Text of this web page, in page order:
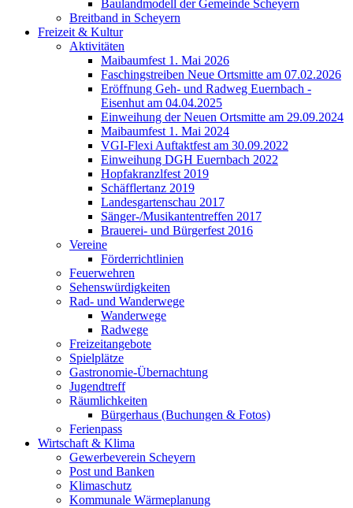
Baulandmodell der Gemeinde Scheyern
Breitband in Scheyern
Freizeit & Kultur
Aktivitäten
Maibaumfest 1. Mai 2026
Faschingstreiben Neue Ortsmitte am 07.02.2026
Eröffnung Geh- und Radweg Euernbach -
Eisenhut am 04.04.2025
Einweihung der Neuen Ortsmitte am 29.09.2024
Maibaumfest 1. Mai 2024
VGI-Flexi Auftaktfest am 30.09.2022
Einweihung DGH Euernbach 2022
Hopfakranzlfest 2019
Schäfflertanz 2019
Landesgartenschau 2017
Sänger-/Musikantentreffen 2017
Brauerei- und Bürgerfest 2016
Vereine
Förderrichtlinien
Feuerwehren
Sehenswürdigkeiten
Rad- und Wanderwege
Wanderwege
Radwege
Freizeitangebote
Spielplätze
Gastronomie-Übernachtung
Jugendtreff
Räumlichkeiten
Bürgerhaus (Buchungen & Fotos)
Ferienpass
Wirtschaft & Klima
Gewerbeverein Scheyern
Post und Banken
Klimaschutz
Kommunale Wärmeplanung